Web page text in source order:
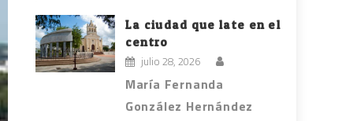
La ciudad que late en el
centro
julio 28, 2026
María Fernanda
González Hernández